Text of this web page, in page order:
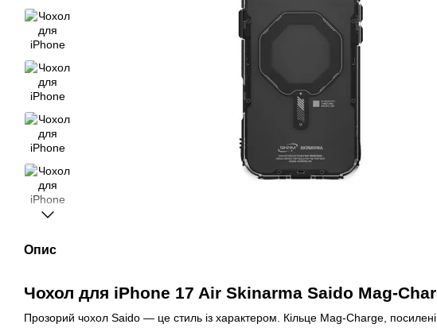
Опис
Чохол для iPhone 17 Air Skinarma Saido Mag-
Прозорий чохол Saido — це стиль із характером. Кільце Mag-Charge, посилені